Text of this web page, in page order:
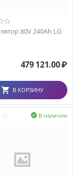
80V 240Ah LG
479 121.00₽
В КОРЗИНУ
В наличии
